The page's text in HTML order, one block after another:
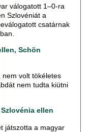
válogatott 1–0-ra
Szlovéniát a
csatárnak
Schön
nem volt tökéletes
nem tudta kiütni
ellen
játszotta a magyar